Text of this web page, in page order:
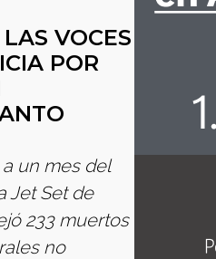
VOCES
POR
un mes del
Jet Set de
233 muertos
no